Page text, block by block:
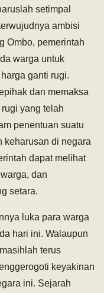
setimpal
ambisi
Ombo, pemerintah
warga untuk
ganti rugi.
dan memaksa
yang telah
penentuan suatu
keharusan di negara
dapat melihat
dan
setara.
luka para warga
hari ini. Walaupun
terus
keyakinan
ini. Sejarah